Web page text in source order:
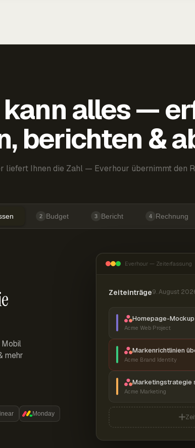
alles —
berichten &
liefert Ihnen die Zahl — Everhour übernimmt den
2 Budget 3 Bericht 4 Rechnung
mehr
Monday
Everhour — Zeiterfassung
Zeiteinträge9. August
Homepage-
Acme Web Project
Markenrichtlinien
Acme Brand Identity
Marketingstrategie
Acme Marketing